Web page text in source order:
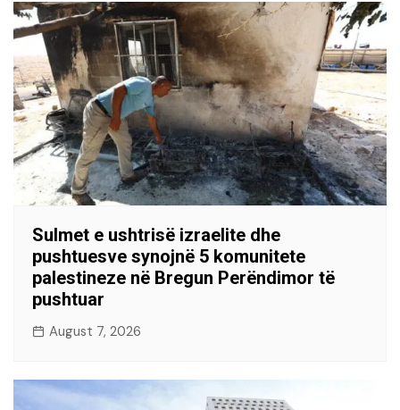
Sulmet e ushtrisë izraelite dhe
pushtuesve synojnë 5 komunitete
palestineze në Bregun Perëndimor të
pushtuar
August 7, 2026